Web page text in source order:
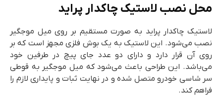
محل نصب لاستیک چاکدار پراید
لاستیک چاکدار پراید به صورت مستقیم بر روی میل موجگیر
نصب می‌شود. این لاستیک به یک بوش فلزی مجهز است که بر
روی آن قرار دارد و دارای دو عدد جای پیچ در طرفین خود
می‌باشد. این طراحی باعث می‌شود که میل موجگیر به قوطی
سر شاسی خودرو متصل شده و در نهایت ثبات و پایداری لازم را
فراهم کند.